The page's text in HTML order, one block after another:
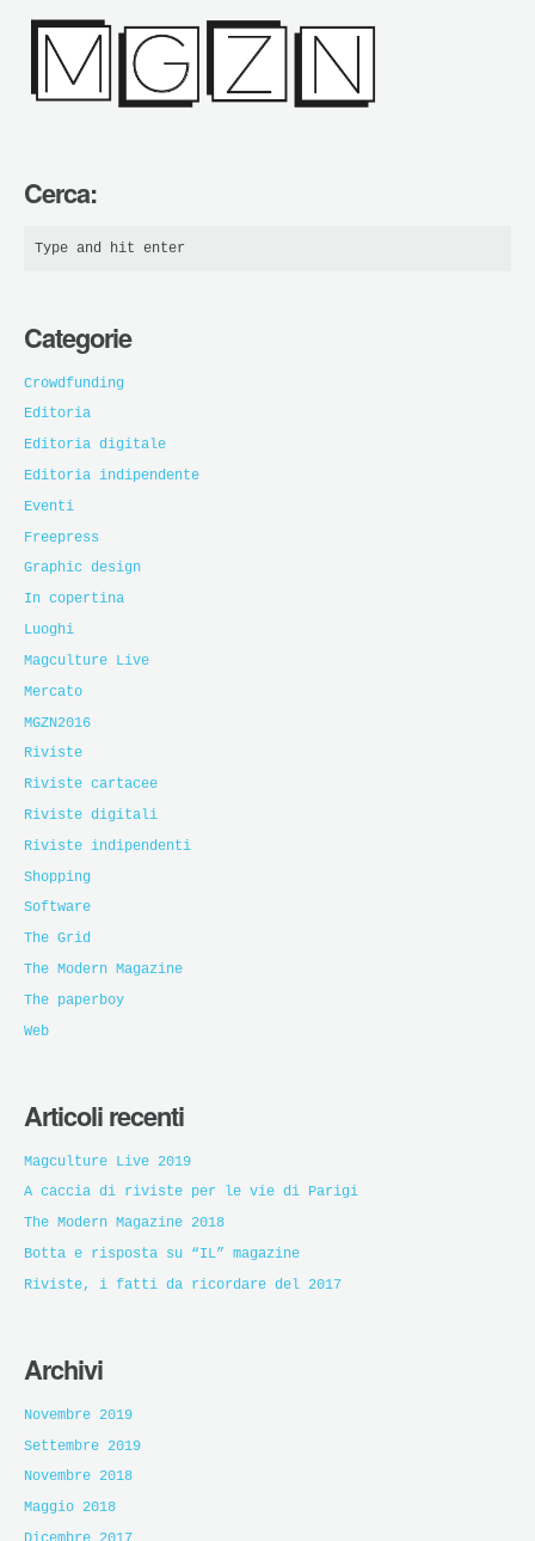
Cerca:
Categorie
Crowdfunding
Editoria
Editoria digitale
Editoria indipendente
Eventi
Freepress
Graphic design
In copertina
Luoghi
Magculture Live
Mercato
MGZN2016
Riviste
Riviste cartacee
Riviste digitali
Riviste indipendenti
Shopping
Software
The Grid
The Modern Magazine
The paperboy
Web
Articoli recenti
Magculture Live 2019
A caccia di riviste per le vie di Parigi
The Modern Magazine 2018
Botta e risposta su “IL” magazine
Riviste, i fatti da ricordare del 2017
Archivi
Novembre 2019
Settembre 2019
Novembre 2018
Maggio 2018